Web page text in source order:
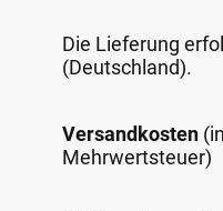
Die Lieferung
(Deutschland).
Versandkosten
Mehrwertsteuer)